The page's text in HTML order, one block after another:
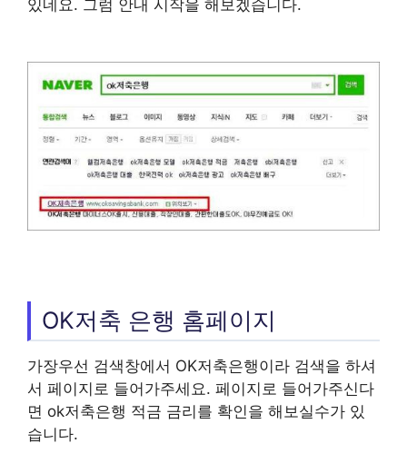
있네요. 그럼 안내 시작을 해보겠습니다.
OK저축 은행 홈페이지
가장우선 검색창에서 OK저축은행이라 검색을 하셔
서 페이지로 들어가주세요. 페이지로 들어가주신다
면 ok저축은행 적금 금리를 확인을 해보실수가 있
습니다.